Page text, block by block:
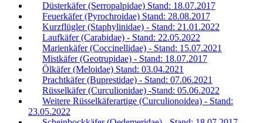
Düsterkäfer (Serropalpidae) Stand: 18.07.2017
Feuerkäfer (Pyrochroidae) Stand: 28.08.2017
Kurzflügler (Staphylinidae) - Stand: 21.01.2022
Laufkäfer (Carabidae) - Stand: 22.05.2022
Marienkäfer (Coccinellidae) - Stand: 15.07.2021
Mistkäfer (Geotrupidae) - Stand: 18.07.2017
Ölkäfer (Meloidae) Stand: 03.04.2021
Prachtkäfer (Buprestidae) - Stand: 07.06.2021
Rüsselkäfer (Curculionidae) -Stand: 05.06.2022
Weitere Rüsselkäferartige (Curculionoidea) - Stand:
23.05.2022